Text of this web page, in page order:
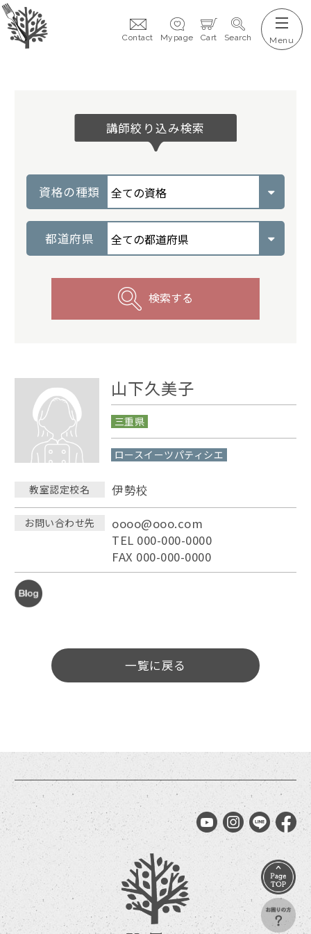
Contact Mypage Cart Search
講師絞り込み検索
資格の種類
都道府県
検索する
山下久美子
三重県
ロースイーツパティシエ
教室認定校名 伊勢校
お問い合わせ先
oooo@ooo.com
TEL 000-000-0000
FAX 000-000-0000
一覧に戻る